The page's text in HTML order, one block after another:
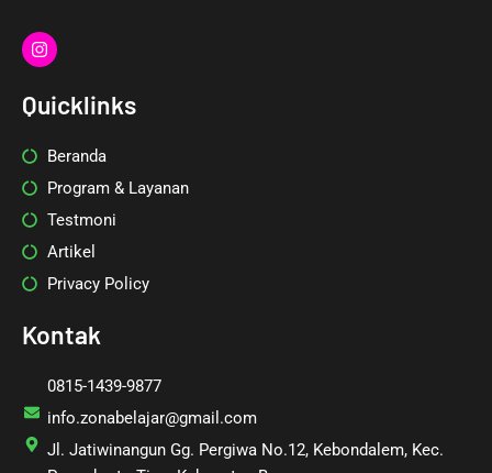
I
n
s
a
m
Quicklinks
Beranda
Program & Layanan
Testmoni
Artikel
Privacy Policy
Kontak
0815-1439-9877
info.zonabelajar@gmail.com
Jl. Jatiwinangun Gg. Pergiwa No.12, Kebondalem, Kec.